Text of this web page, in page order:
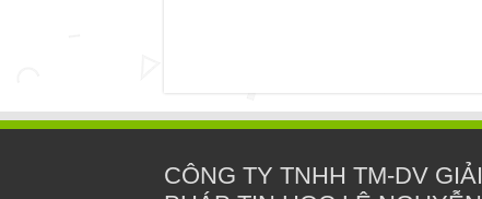
CÔNG TY TNHH TM-DV GIẢI